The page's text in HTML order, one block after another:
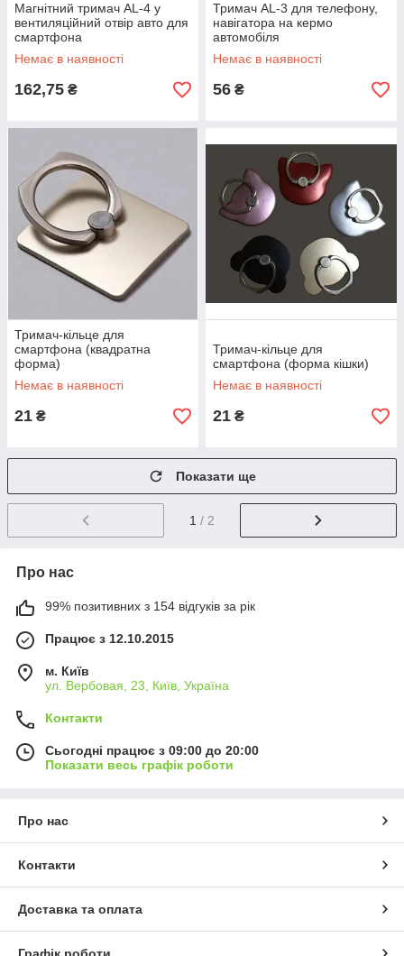
Магнітний тримач AL-4 у
вентиляційний отвір авто для
смартфона
Немає в наявності
162,75 ₴
Тримач AL-3 для телефону,
навігатора на кермо
автомобіля
Немає в наявності
56 ₴
Тримач-кільце для
смартфона (квадратна
форма)
Немає в наявності
21 ₴
Тримач-кільце для
смартфона (форма кішки)
Немає в наявності
21 ₴
Показати ще
1 / 2
Про нас
99% позитивних з 154 відгуків за рік
Працює з 12.10.2015
м. Київ
ул. Вербовая, 23, Київ, Україна
Контакти
Сьогодні працює з 09:00 до 20:00
Показати весь графік роботи
Про нас
Контакти
Доставка та оплата